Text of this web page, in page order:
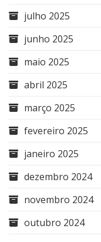
julho 2025
junho 2025
maio 2025
abril 2025
março 2025
fevereiro 2025
janeiro 2025
dezembro 2024
novembro 2024
outubro 2024